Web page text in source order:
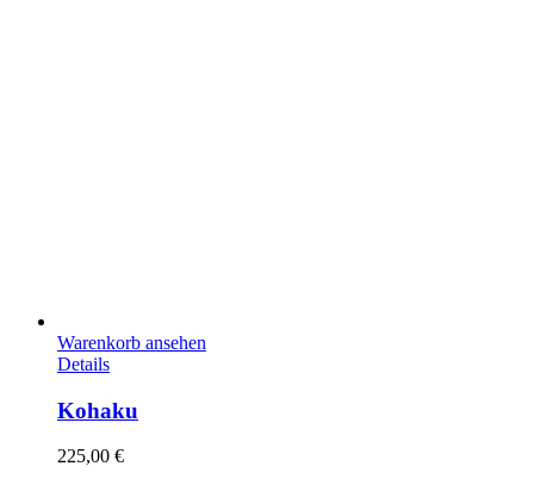
Warenkorb ansehen
Details
Kohaku
225,00 €